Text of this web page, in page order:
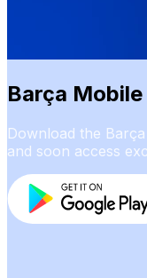
Barça
Download the
and soon access